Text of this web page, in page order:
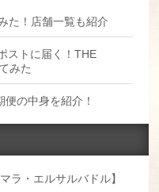
た！店舗一覧も紹介
ストに届く！THE
みた
の中身を紹介！
ラ・エルサルバドル】